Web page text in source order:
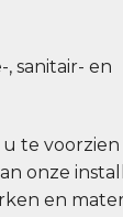
sanitair- en
te voorzien
onze
en